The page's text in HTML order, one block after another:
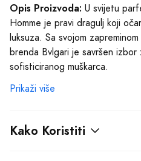
Opis Proizvoda: U svijetu
Homme je pravi dragulj koji
luksuza. Sa svojom
brenda Bvlgari je savršen
sofisticiranog muškarca.
Ovaj parfem francuske
uvijek izdvajati iz mase. Kreiran
Prikaži više
Kako Koristiti